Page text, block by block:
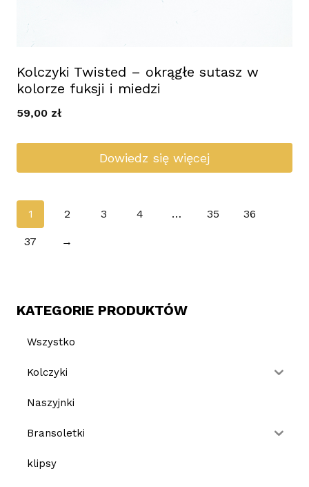
Kolczyki Twisted – okrągłe sutasz w
kolorze fuksji i miedzi
59,00 zł
Dowiedz się więcej
1 2 3 4 … 35 36
37 →
KATEGORIE PRODUKTÓW
Wszystko
Kolczyki
Naszyjnki
Bransoletki
klipsy